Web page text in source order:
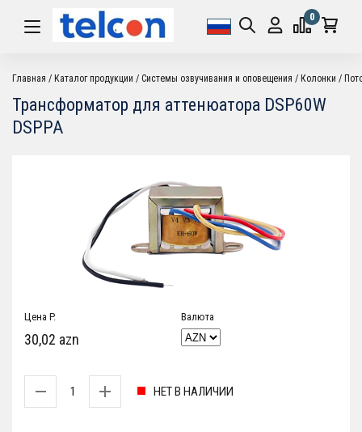
0
Главная Каталог продукции Системы озвучивания и оповещения Колонки
Трансформатор для аттенюатора DSP60W
DSPPA
Цена P.
30,02 azn
Валюта
НЕТ В НАЛИЧИИ